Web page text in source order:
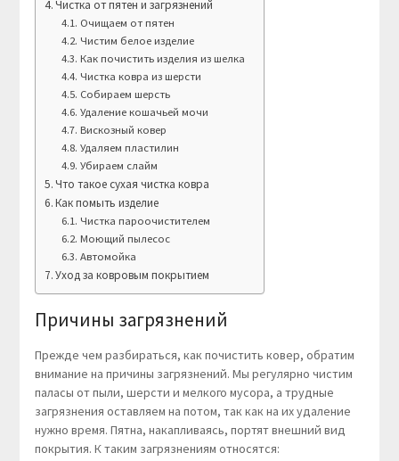
Чистка от пятен и загрязнений
Очищаем от пятен
Чистим белое изделие
Как почистить изделия из шелка
Чистка ковра из шерсти
Собираем шерсть
Удаление кошачьей мочи
Вискозный ковер
Удаляем пластилин
Убираем слайм
Что такое сухая чистка ковра
Как помыть изделие
Чистка пароочистителем
Моющий пылесос
Автомойка
Уход за ковровым покрытием
Причины загрязнений
Прежде чем разбираться, как почистить ковер, обратим
внимание на причины загрязнений. Мы регулярно чистим
паласы от пыли, шерсти и мелкого мусора, а трудные
загрязнения оставляем на потом, так как на их удаление
нужно время. Пятна, накапливаясь, портят внешний вид
покрытия. К таким загрязнениям относятся: